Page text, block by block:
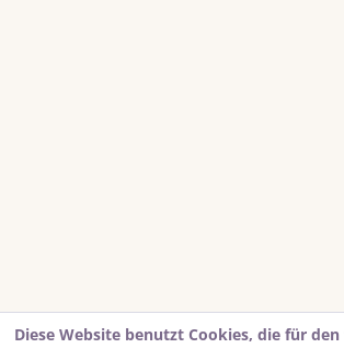
Diese Website benutzt Cookies, die für